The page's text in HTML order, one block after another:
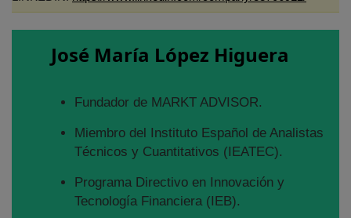
José María López Higuera
Fundador de MARKT ADVISOR.
Miembro del Instituto Español de Analistas
Técnicos y Cuantitativos (IEATEC).
Programa Directivo en Innovación y
Tecnología Financiera (IEB).